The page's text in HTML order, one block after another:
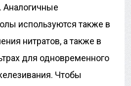
Аналогичные
используются также в
нитратов, а также в
для одновременного
Чтобы